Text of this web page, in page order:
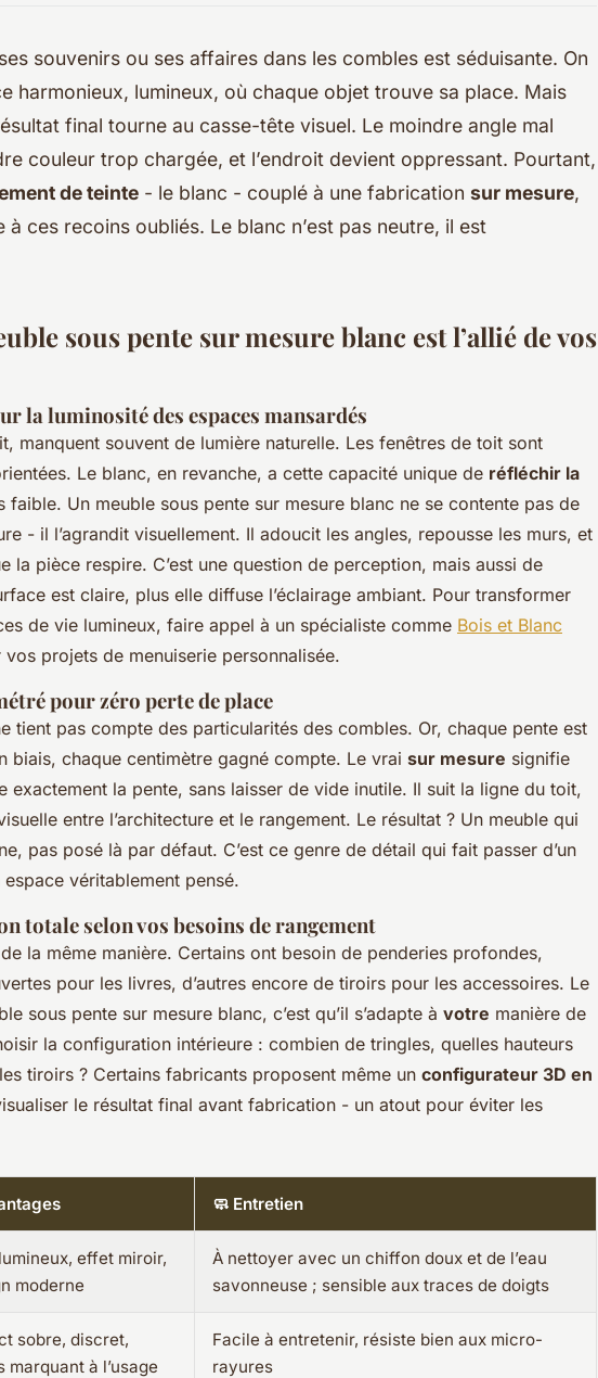
souvenirs ou ses affaires dans les combles est séduisante. On
harmonieux, lumineux, où chaque objet trouve sa place. Mais
final tourne au casse-tête visuel. Le moindre angle mal
couleur trop chargée, et l’endroit devient oppressant. Pourtant,
de teinte - le blanc - couplé à une fabrication sur mesure,
à ces recoins oubliés. Le blanc n’est pas neutre, il est
sous pente sur mesure blanc est l’allié de vos
la luminosité des espaces mansardés
manquent souvent de lumière naturelle. Les fenêtres de toit sont
Le blanc, en revanche, a cette capacité unique de réfléchir la
faible. Un meuble sous pente sur mesure blanc ne se contente pas de
- il l’agrandit visuellement. Il adoucit les angles, repousse les murs, et
la pièce respire. C’est une question de perception, mais aussi de
est claire, plus elle diffuse l’éclairage ambiant. Pour transformer
de vie lumineux, faire appel à un spécialiste comme Bois et Blanc
projets de menuiserie personnalisée.
pour zéro perte de place
tient pas compte des particularités des combles. Or, chaque pente est
biais, chaque centimètre gagné compte. Le vrai sur mesure signifie
exactement la pente, sans laisser de vide inutile. Il suit la ligne du toit,
entre l’architecture et le rangement. Le résultat ? Un meuble qui
pas posé là par défaut. C’est ce genre de détail qui fait passer d’un
véritablement pensé.
totale selon vos besoins de rangement
la même manière. Certains ont besoin de penderies profondes,
pour les livres, d’autres encore de tiroirs pour les accessoires. Le
sous pente sur mesure blanc, c’est qu’il s’adapte à votre manière de
la configuration intérieure : combien de tringles, quelles hauteurs
tiroirs ? Certains fabricants proposent même un configurateur 3D en
le résultat final avant fabrication - un atout pour éviter les
🧼 Entretien
effet miroir,
moderne
À nettoyer avec un chiffon doux et de l’eau
savonneuse ; sensible aux traces de doigts
sobre, discret,
marquant à l’usage
Facile à entretenir, résiste bien aux micro-
rayures